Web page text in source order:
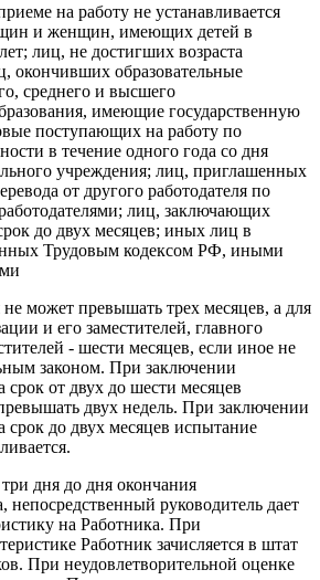
на работу не устанавливается
и женщин, имеющих детей в
лиц, не достигших возраста
окончивших образовательные
среднего и высшего
имеющие государственную
поступающих на работу по
в течение одного года со дня
учреждения; лиц, приглашенных
от другого работодателя по
лиц, заключающих
до двух месяцев; иных лиц в
Трудовым кодексом РФ, иными
может превышать трех месяцев, а для
и его заместителей, главного
- шести месяцев, если иное не
законом. При заключении
срок от двух до шести месяцев
двух недель. При заключении
срок до двух месяцев испытание
дня до дня окончания
непосредственный руководитель дает
на Работника. При
Работник зачисляется в штат
При неудовлетворительной оценке